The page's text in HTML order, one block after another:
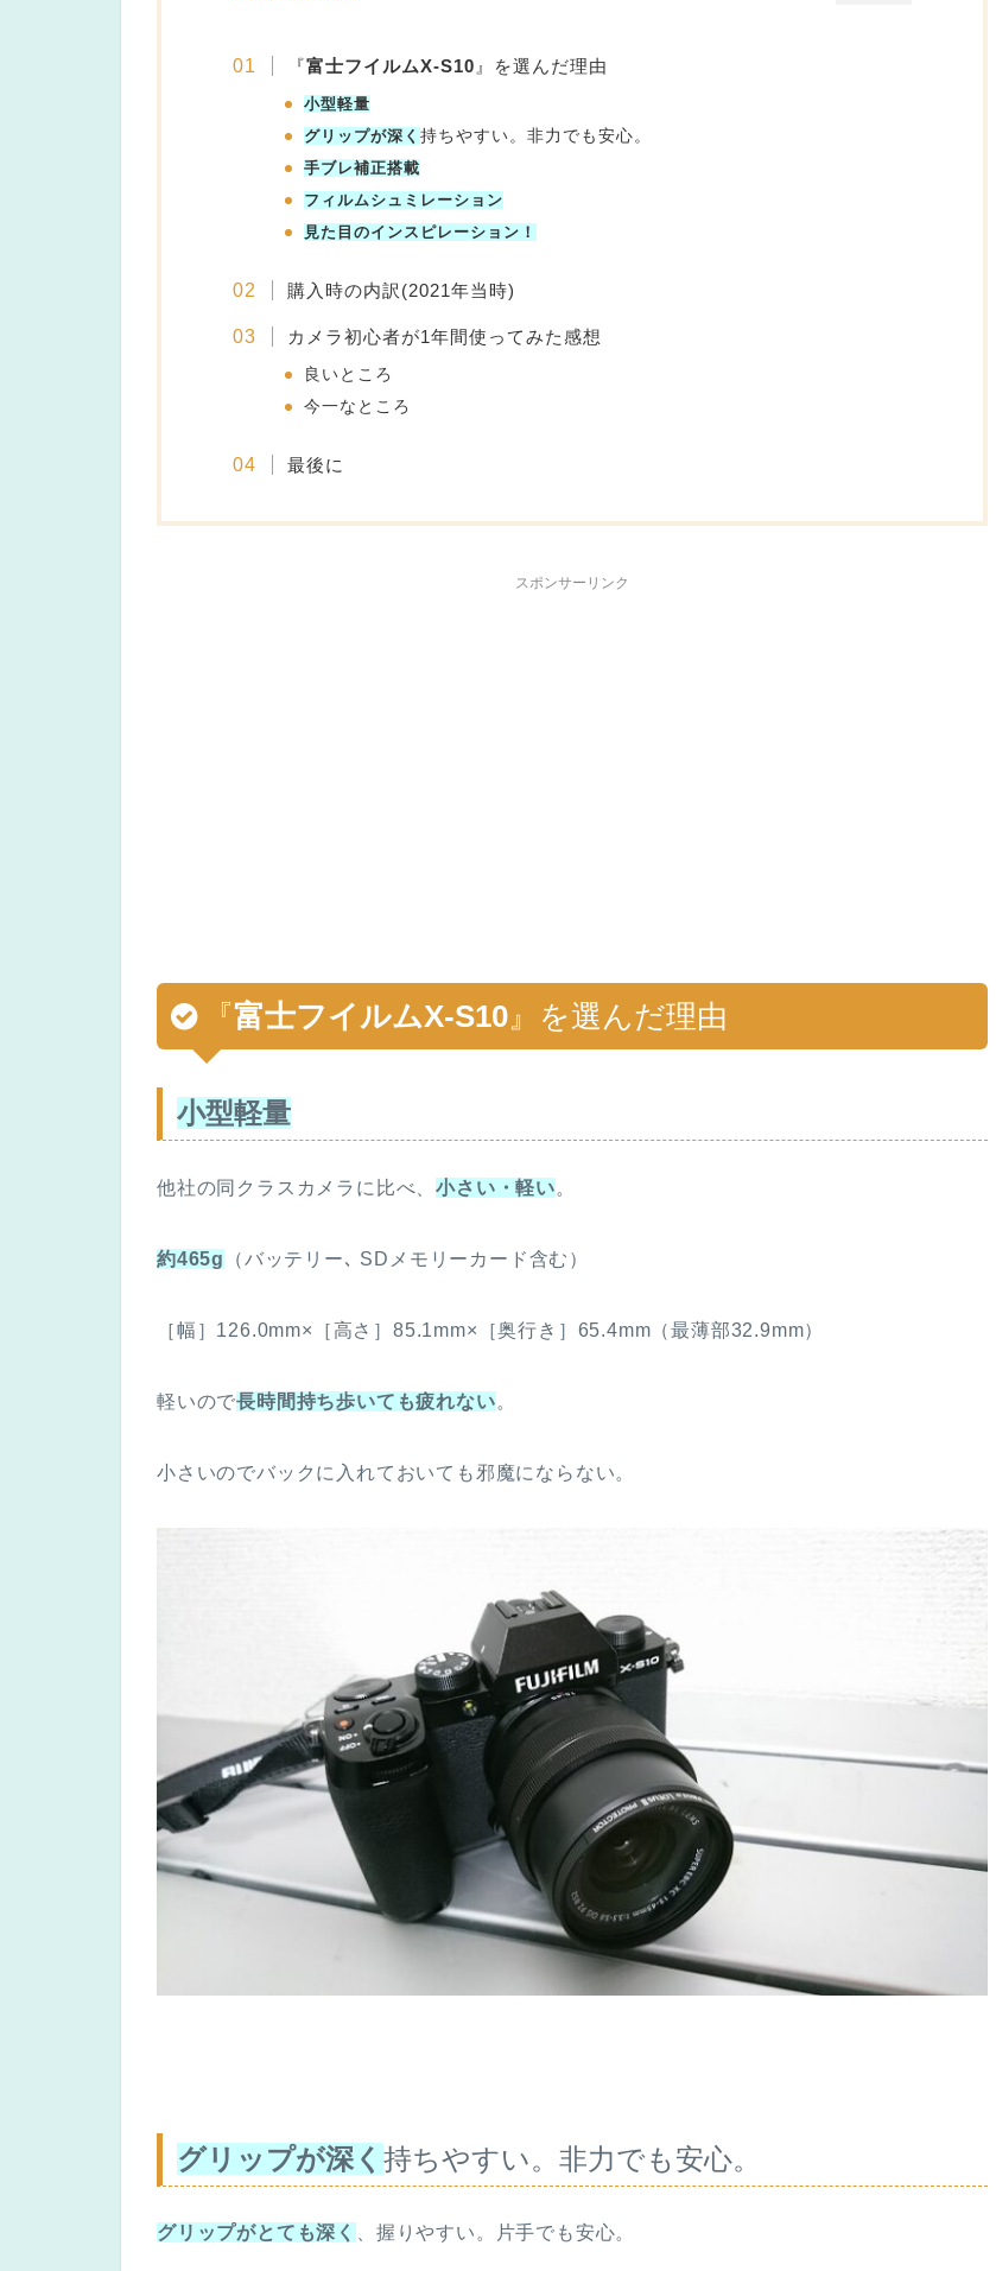
『富士フイルムX-S10 』を選んだ理由
小型軽量
グリップが深く 持ちやすい。非力でも安心。
手ブレ補正搭載
フィルムシュミレーション
見た目のインスピレーション！
購入時の内訳(2021年当時)
カメラ初心者が1年間使ってみた感想
良いところ
今一なところ
最後に
スポンサーリンク
『富士フイルムX-S10』を選んだ理由
小型軽量
他社の同クラスカメラに比べ、小さい・軽い。
約465g （バッテリー､ SDメモリーカード含む）
［幅］126.0mm×［高さ］85.1mm×［奥行き］65.4mm（最薄部32.9mm）
軽いので長時間持ち歩いても疲れない。
小さいのでバックに入れておいても邪魔にならない。
グリップが深く 持ちやすい。非力でも安心。
グリップがとても深く 、握りやすい。片手でも安心。